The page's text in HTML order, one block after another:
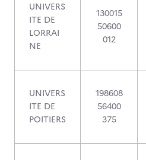
UNIVERS
ITE DE
LORRAI
NE
130015
50600
012
UNIVERS
ITE DE
POITIERS
198608
56400
375